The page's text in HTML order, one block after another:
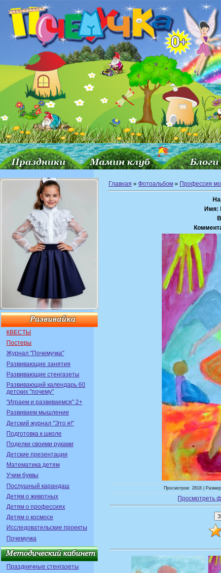
КВЕСТЫ
Постеры
Журнал "Почемучка"
Развивающие занятия
Развивающие стенгазеты
Развивающий календарь 60
детских "почему"
"Играем и развиваемся" 2+
Развиваем мышление
Детский журнал "Это я!"
Подготовка к школе
Поделки своими руками
Детские презентации
Математика детям
Учим буквы
Послушный карандаш
Детям о животных
Детям о профессиях
Детям о космосе
Исследовательские проекты
Почемучка
Праздничные стенгазеты
Главная » Фотоальбом » Профессия
Имя:
Просмотров: 2818 |
Просмотреть